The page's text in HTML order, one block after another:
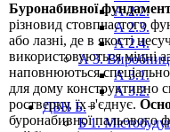
А 2.2.
А 2.3.
А 2.4.
А 3.
А 3.1.
А 3.2.
ДБН Б.+
Б 1.
Буронабивної
різновид стовпчастого
або лазні, де в якості
використовуються міцні
наповнюються
для дому конструктивно
ростверку, їх з'єднує.
буронабивної пальового